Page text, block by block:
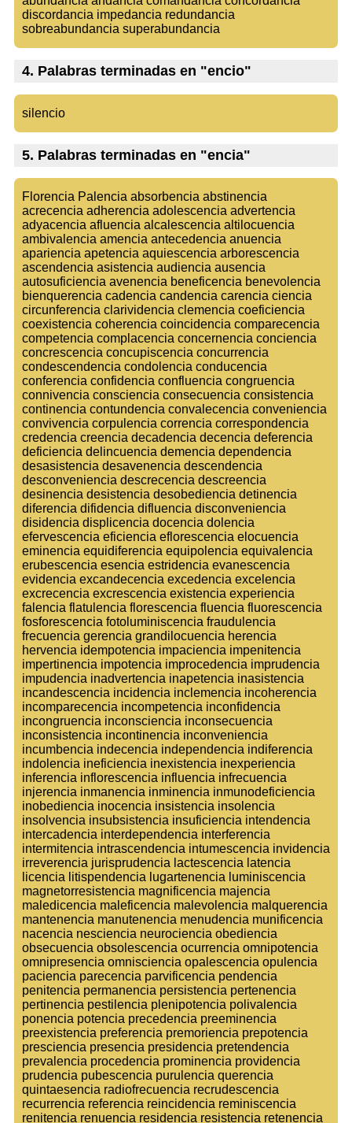
discordancia impedancia redundancia
sobreabundancia superabundancia
4. Palabras terminadas en "encio"
silencio
5. Palabras terminadas en "encia"
Florencia Palencia absorbencia abstinencia
acrecencia adherencia adolescencia advertencia
adyacencia afluencia alcalescencia altilocuencia
ambivalencia amencia antecedencia anuencia
apariencia apetencia aquiescencia arborescencia
ascendencia asistencia audiencia ausencia
autosuficiencia avenencia beneficencia benevolencia
bienquerencia cadencia candencia carencia ciencia
circunferencia clarividencia clemencia coeficiencia
coexistencia coherencia coincidencia comparecencia
competencia complacencia concernencia conciencia
concrescencia concupiscencia concurrencia
condescendencia condolencia conducencia
conferencia confidencia confluencia congruencia
connivencia consciencia consecuencia consistencia
continencia contundencia convalecencia conveniencia
convivencia corpulencia correncia correspondencia
credencia creencia decadencia decencia deferencia
deficiencia delincuencia demencia dependencia
desasistencia desavenencia descendencia
desconveniencia descrecencia descreencia
desinencia desistencia desobediencia detinencia
diferencia difidencia difluencia disconveniencia
disidencia displicencia docencia dolencia
efervescencia eficiencia eflorescencia elocuencia
eminencia equidiferencia equipolencia equivalencia
erubescencia esencia estridencia evanescencia
evidencia excandecencia excedencia excelencia
excrecencia excrescencia existencia experiencia
falencia flatulencia florescencia fluencia fluorescencia
fosforescencia fotoluminiscencia fraudulencia
frecuencia gerencia grandilocuencia herencia
hervencia idempotencia impaciencia impenitencia
impertinencia impotencia improcedencia imprudencia
impudencia inadvertencia inapetencia inasistencia
incandescencia incidencia inclemencia incoherencia
incomparecencia incompetencia inconfidencia
incongruencia inconsciencia inconsecuencia
inconsistencia incontinencia inconveniencia
incumbencia indecencia independencia indiferencia
indolencia ineficiencia inexistencia inexperiencia
inferencia inflorescencia influencia infrecuencia
injerencia inmanencia inminencia inmunodeficiencia
inobediencia inocencia insistencia insolencia
insolvencia insubsistencia insuficiencia intendencia
intercadencia interdependencia interferencia
intermitencia intrascendencia intumescencia invidencia
irreverencia jurisprudencia lactescencia latencia
licencia litispendencia lugartenencia luminiscencia
magnetorresistencia magnificencia majencia
maledicencia maleficencia malevolencia malquerencia
mantenencia manutenencia menudencia munificencia
nacencia nesciencia neurociencia obediencia
obsecuencia obsolescencia ocurrencia omnipotencia
omnipresencia omnisciencia opalescencia opulencia
paciencia parecencia parvificencia pendencia
penitencia permanencia persistencia pertenencia
pertinencia pestilencia plenipotencia polivalencia
ponencia potencia precedencia preeminencia
preexistencia preferencia premoriencia prepotencia
presciencia presencia presidencia pretendencia
prevalencia procedencia prominencia providencia
prudencia pubescencia purulencia querencia
quintaesencia radiofrecuencia recrudescencia
recurrencia referencia reincidencia reminiscencia
renitencia renuencia residencia resistencia retenencia